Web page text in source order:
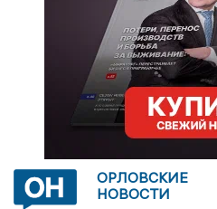
ОРЛОВСКИЕ
НОВОСТИ